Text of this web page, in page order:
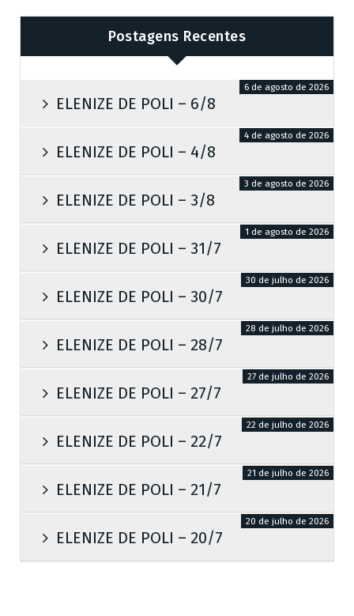
Postagens Recentes
ELENIZE DE POLI – 6/8
6 de agosto de 2026
ELENIZE DE POLI – 4/8
4 de agosto de 2026
ELENIZE DE POLI – 3/8
3 de agosto de 2026
ELENIZE DE POLI – 31/7
1 de agosto de 2026
ELENIZE DE POLI – 30/7
30 de julho de 2026
ELENIZE DE POLI – 28/7
28 de julho de 2026
ELENIZE DE POLI – 27/7
27 de julho de 2026
ELENIZE DE POLI – 22/7
22 de julho de 2026
ELENIZE DE POLI – 21/7
21 de julho de 2026
ELENIZE DE POLI – 20/7
20 de julho de 2026